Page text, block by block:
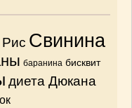
Рис Свинина
баранина бисквит
диета Дюкана